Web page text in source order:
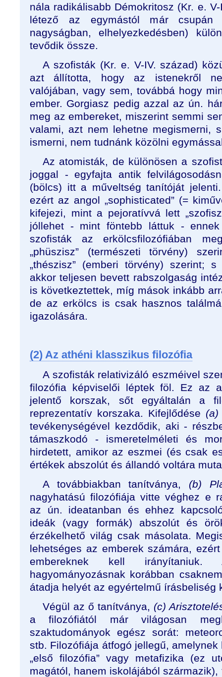
nála radikálisabb Démokritosz (Kr. e.
létező az egymástól már csupán
nagyságban, elhelyezkedésben)
tevődik össze.
A szofisták (Kr. e. V-IV. század)
azt állította, hogy az istenekről
valójában, vagy sem, továbbá hogy
ember. Gorgiasz pedig azzal az ún.
meg az embereket, miszerint semmi
valami, azt nem lehetne megismerni,
ismerni, nem tudnánk közölni
Az atomisták, de különösen a
joggal - egyfajta antik
(bölcs) itt a műveltség tanítóját
ezért az angol „sophisticated” (=
kifejezi, mint a pejoratívvá lett
jóllehet - mint föntebb láttuk -
szofisták az erkölcsfilozófiában
„phüszisz” (természeti törvény)
„thészisz” (emberi törvény) szerint;
akkor teljesen bevett rabszolgaság
is következtettek, míg mások inkább
de az erkölcs is csak hasznos
igazolására.
(2) Az athéni klasszikus filozófia
A szofisták relativizáló eszméivel
filozófia képviselői léptek föl. Ez az
jelentő korszak, sőt egyáltalán a
reprezentatív korszaka. Kifejlődése (a)
tevékenységével kezdődik, aki -
támaszkodó - ismeretelméleti és
hirdetett, amikor az eszmei (és csak
értékek abszolút és állandó voltára
A továbbiakban tanítványa, (b)
nagyhatású filozófiája vitte véghez e
az ún. ideatanban és ehhez
ideák (vagy formák) abszolút és
érzékelhető világ csak másolata.
lehetséges az emberek számára,
embereknek kell
hagyományozásnak korábban
átadja helyét az egyértelmű írásbeliség
Végül az ő tanítványa, (c)
a filozófiától már világosan
szaktudományok egész sorát:
stb. Filozófiája átfogó jellegű,
„első filozófia” vagy metafizika (ez
magától, hanem iskolájából